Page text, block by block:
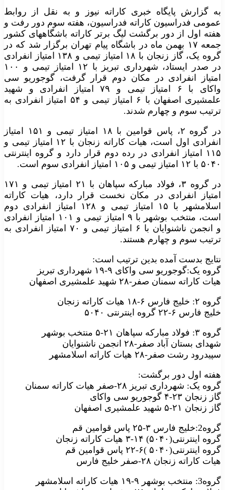
به گزارش پایگاه خبری کاراته نیوز و به نقل از روابط
عمومی فدراسیون کاراته فدراسیون، هفته سوم دور رفت و
هفته اول از دور برگشت لیگ برتر کاراته باشگاههای کشور
جمعه ۱۷ بهمن ماه در باشگاه پیام تهران برگزار شد که در
گروه یک، گاز زنجان با ۱۸ امتیاز تیمی و ۱۳۸ امتیاز انفرادی
در صدر ایستاد، شهرداری تبریز با ۱۲ امتیاز تیمی و ۱۰۰
امتیاز انفرادی در مکان دوم قرار گرفت، گوجوریو سی
واکای با ۶ امتیاز تیمی و ۷۹ امتیاز انفرادی و شهید
علمشیری اصفهان با ۶ امتیاز تیمی و ۵۴ امتیاز انفرادی به
ترتیب سوم و چهارم شدند.
در گروه ۲، پاس قوامین با ۱۸ امتیاز تیمی و ۱۵۱ امتیاز
انفرادی اول است، هیات کاراته زنجان با ۱۲ امتیاز تیمی و
۱۱۵ امتیاز انفرادی در رده دوم قرار دارد و گروه اینترنتی
۵۰۴۰ با ۱۲ امتیاز تیمی و ۱۰۵ امتیاز انفرادی سوم است.
در گروه ۳، فولاد مبارکه سپاهان با ۲۱ امتیاز تیمی و ۱۷۱
امتیاز انفرادی در مکان نخست قرار دارد، هیات کاراته
اسلامشهر با ۱۵ امتیاز تیمی و ۱۲۸ امتیاز انفرادی دوم
است، منتخب بوشهر با ۹ امتیاز تیمی و ۱۰۱ امتیاز انفرادی
و انجمن ناشنوایان با ۶ امتیاز تیمی و ۷۰ امتیاز انفرادی به
ترتیب سوم و چهارم هستند.
نتایج بدست آمده بدین ترتیب است:
گروه یک:گوجوریو سی واکای ۹-۱۹ شهرداری تبریز
هیات کاراته سمنان صفر-۲۸ شهید علمشیری اصفهان
گروه ۲: خلیج فارس ۶-۱۸ هیات کاراته زنجان
خلیج فارس ۶-۲۲ گروه اینترنتی ۵۰۴۰
گروه ۳: فولاد مبارکه سپاهان ۲۱-۵ منتخب بوشهر
شهدای بستان آباد صفر-۲۸ انجمن ناشنوایان
سپیدرود رشت صفر-۲۸ هیات کاراته اسلامشهر
هفته اول دور برگشت:
گروه یک: شهرداری تبریز ۲۸-صفر هیات کاراته سمنان
گاز زنجان ۲۳-۴ گوجوریو سی واکای
گاز زنجان ۲۱-۵ شهید علمشیری اصفهان
گروه2:خلیج فارس ۳-۲۵ پاس قوامین قم
گروه اینترنتی(۵۰۴۰) ۱۴-۳ هیات کاراته زنجان
گروه اینترنتی(۵۰۴۰ )۶-۲۲ پاس قوامین قم
هیات کاراته زنجان ۲۸-صفر خلیج فارس
گروه3: منتخب بوشهر ۹-۱۹ هیات کاراته اسلامشهر